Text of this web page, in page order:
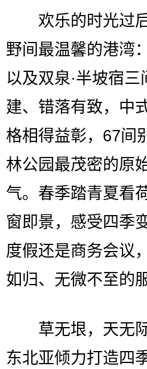
欢乐的时光过后
野间最温馨的港湾
以及双泉·半坡宿
建、错落有致，中
格相得益彰，67间
林公园最茂密的原
气。春季踏青夏看
窗即景，感受四季
度假还是商务会议
如归、无微不至的
草无垠，天无际
东北亚倾力打造四